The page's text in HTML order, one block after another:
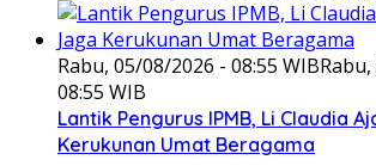
Rabu, 05/08/2026 - 08:55 WIB
08:55 WIB
Lantik Pengurus IPMB, Li Claudia
Kerukunan Umat Beragama